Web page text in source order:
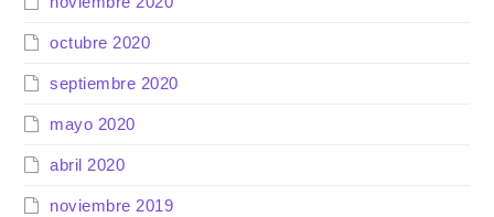
octubre 2020
septiembre 2020
mayo 2020
abril 2020
noviembre 2019